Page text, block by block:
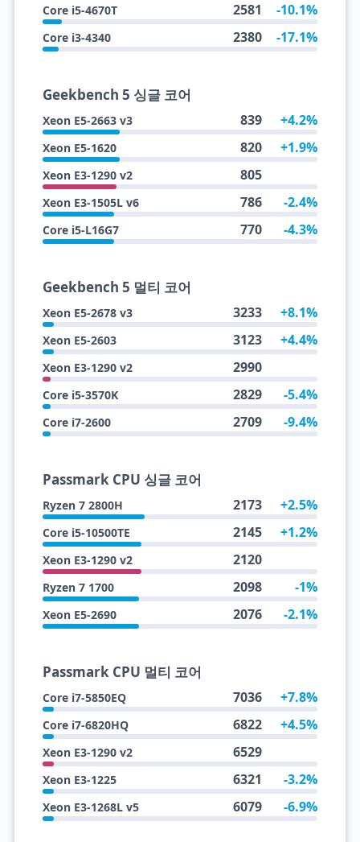
Core i5-4670T 2581 -10.1%
Core i3-4340 2380 -17.1%
Geekbench 5 싱글 코어
Xeon E5-2663 v3 839 +4.2%
Xeon E5-1620 820 +1.9%
Xeon E3-1290 v2 805
Xeon E3-1505L v6 786 -2.4%
Core i5-L16G7 770 -4.3%
Geekbench 5 멀티 코어
Xeon E5-2678 v3 3233 +8.1%
Xeon E5-2603 3123 +4.4%
Xeon E3-1290 v2 2990
Core i5-3570K 2829 -5.4%
Core i7-2600 2709 -9.4%
Passmark CPU 싱글 코어
Ryzen 7 2800H 2173 +2.5%
Core i5-10500TE 2145 +1.2%
Xeon E3-1290 v2 2120
Ryzen 7 1700 2098 -1%
Xeon E5-2690 2076 -2.1%
Passmark CPU 멀티 코어
Core i7-5850EQ 7036 +7.8%
Core i7-6820HQ 6822 +4.5%
Xeon E3-1290 v2 6529
Xeon E3-1225 6321 -3.2%
Xeon E3-1268L v5 6079 -6.9%